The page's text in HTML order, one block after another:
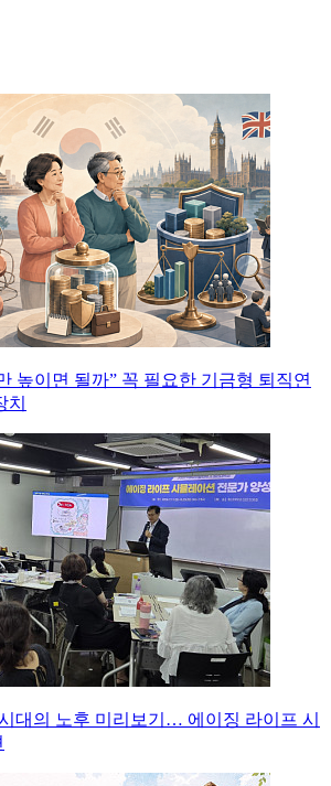
높이면 될까” 꼭 필요한 기금형 퇴직연
치
대의 노후 미리보기… 에이징 라이프 시